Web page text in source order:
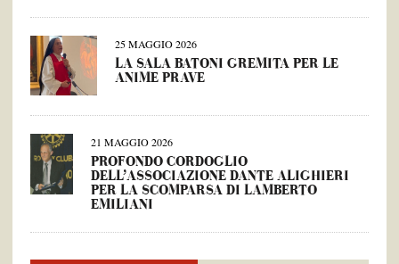
25 MAGGIO 2026
LA SALA BATONI GREMITA PER LE
ANIME PRAVE
21 MAGGIO 2026
PROFONDO CORDOGLIO
DELL’ASSOCIAZIONE DANTE ALIGHIERI
PER LA SCOMPARSA DI LAMBERTO
EMILIANI